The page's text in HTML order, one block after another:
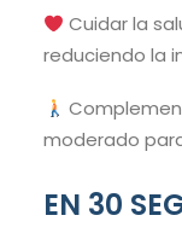
Cuidar la
reduciendo la
moderado
EN 30